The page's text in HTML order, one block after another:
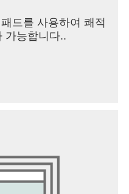
드를 사용하여 쾌적
가능합니다..